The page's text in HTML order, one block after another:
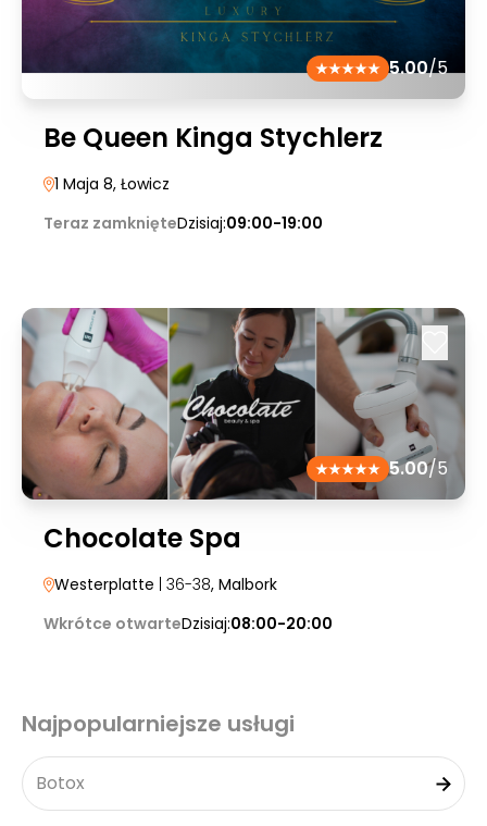
5.00/5
Be Queen Kinga Stychlerz
1 Maja 8, Łowicz
Teraz zamknięteDzisiaj:09:00-19:00
5.00/5
Chocolate Spa
Westerplatte | 36-38, Malbork
Wkrótce otwarteDzisiaj:08:00-20:00
Najpopularniejsze usługi
Botox